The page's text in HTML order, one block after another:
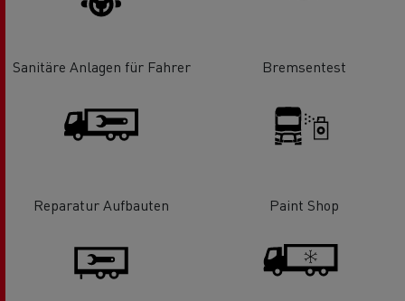
Sanitäre Anlagen für Fahrer Bremsentest
Reparatur Aufbauten Paint Shop